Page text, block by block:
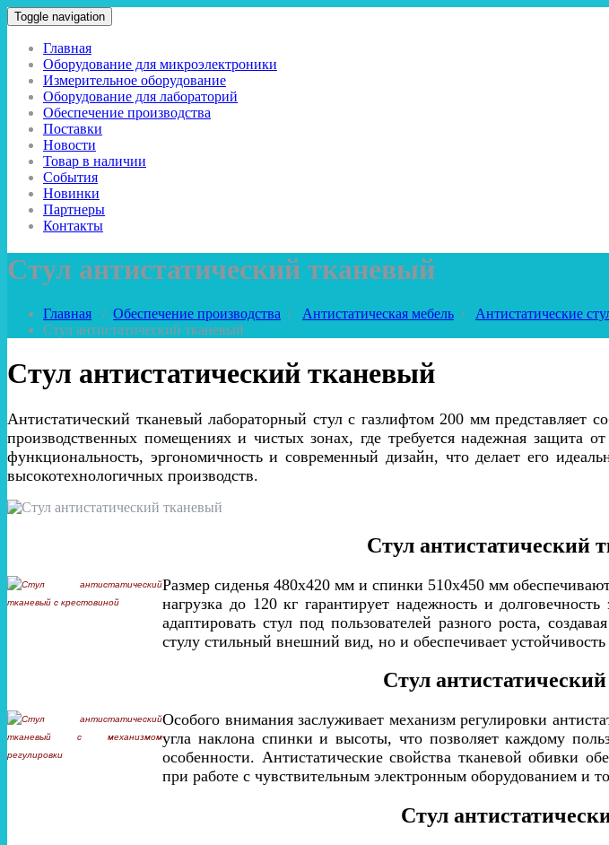
Toggle navigation
Главная
Оборудование для микроэлектроники
Измерительное оборудование
Оборудование для лабораторий
Обеспечение производства
Поставки
Новости
Товар в наличии
События
Новинки
Партнеры
Контакты
Стул антистатический тканевый
Главная / Обеспечение производства / Антистатическая мебель / Антистатические
Стул антистатический тканевый
Стул антистатический тканевый
Антистатический тканевый лабораторный стул с газлифтом 200 мм представляет
производственных помещениях и чистых зонах, где требуется надежная защита от
функциональность, эргономичность и современный дизайн, что делает его
высокотехнологичных производств.
Стул антистатический
Размер сиденья 480х420 мм и спинки 510х450 мм
нагрузка до 120 кг гарантирует надежность и
адаптировать стул под пользователей разного роста,
стулу стильный внешний вид, но и обеспечивает
Стул
Особого внимания заслуживает механизм регулировки
угла наклона спинки и высоты, что позволяет каждому
особенности. Антистатические свойства тканевой обивки
при работе с чувствительным электронным оборудованием и
Стул